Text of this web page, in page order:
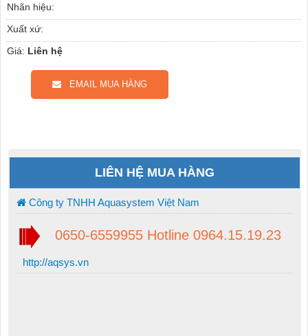
Nhãn hiệu:
Xuất xứ:
Giá: Liên hệ
EMAIL MUA HÀNG
LIÊN HỆ MUA HÀNG
Công ty TNHH Aquasystem Việt Nam
0650-6559955 Hotline 0964.15.19.23
http://aqsys.vn